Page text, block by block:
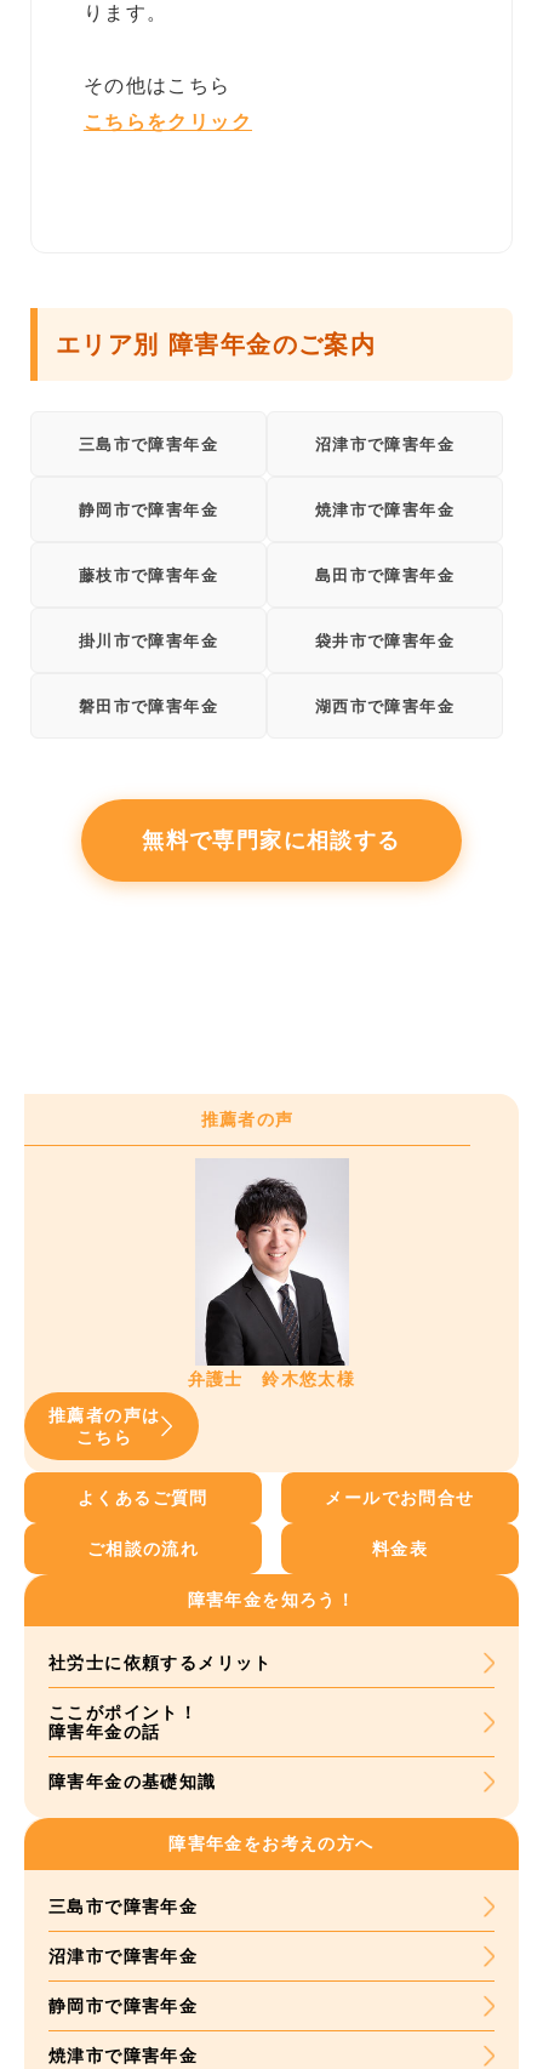
ります。
その他はこちら
こちらをクリック
エリア別 障害年金のご案内
三島市で障害年金 沼津市で障害年金
静岡市で障害年金 焼津市で障害年金
藤枝市で障害年金 島田市で障害年金
掛川市で障害年金 袋井市で障害年金
磐田市で障害年金 湖西市で障害年金
無料で専門家に相談する
推薦者の声
弁護士 鈴木悠太様
推薦者の声は
こちら
よくあるご質問 メールでお問合せ
ご相談の流れ 料金表
障害年金を知ろう！
社労士に依頼するメリット
ここがポイント！
障害年金の話
障害年金の基礎知識
障害年金をお考えの方へ
三島市で障害年金
沼津市で障害年金
静岡市で障害年金
焼津市で障害年金